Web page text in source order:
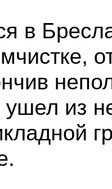
в
ушел из